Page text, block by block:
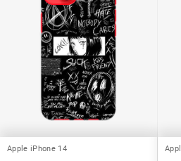
Apple iPhone 14